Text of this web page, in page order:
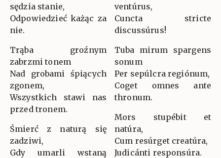
sędzia stanie,
Odpowiedzieć każąc za
nie.
Trąba groźnym
zabrzmi tonem
Nad grobami śpiących
zgonem,
Wszystkich stawi nas
przed tronem.
Śmierć z naturą się
zadziwi,
Gdy umarli wstaną
ventúrus,
Cuncta stricte
discussúrus!
Tuba mirum spargens
sonum
Per sepúlcra regiónum,
Coget omnes ante
thronum.
Mors stupébit et
natúra,
Cum resúrget creatúra,
Judicánti responsúra.